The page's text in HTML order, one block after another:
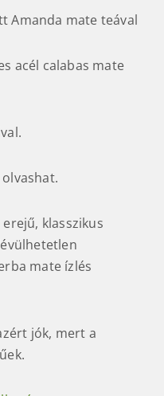
Amanda mate teával
acél calabas mate
olvashat.
klasszikus
mate ízlés
jók, mert a